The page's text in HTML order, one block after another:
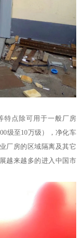
特点除可用于一般厂房
级至10万级），净化车
厂房的区域隔离及其它
越来越多的进入中国市